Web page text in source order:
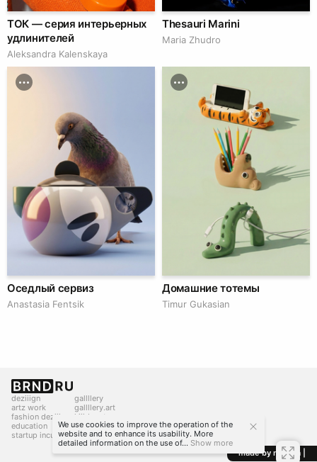
ТОК — серия интерьерных
удлинителей
Aleksandra Kalenskaya
Thesauri Marini
Maria Zhudro
Оседлый сервиз
Anastasia Fentsik
Домашние тотемы
Timur Gukasian
deziiign
artz work
fashion deziiign
education
startup incubator
gallllery
gallllery.art
kiiids.art
made by mediiia |
We use cookies to improve the operation of the
website and to enhance its usability. More
detailed information on the use of... Show more